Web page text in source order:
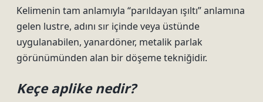
Kelimenin tam anlamıyla “parıldayan ışıltı” anlamına
gelen lustre, adını sır içinde veya üstünde
uygulanabilen, yanardöner, metalik parlak
görünümünden alan bir döşeme tekniğidir.
Keçe aplike nedir?